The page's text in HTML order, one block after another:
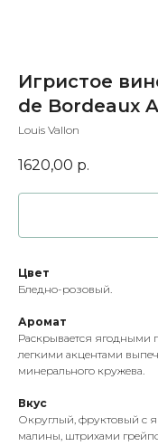
Игристое
de Bordeaux
Louis Vallon
1620,00 р.
Цвет
Бледно-розовый.
Аромат
Раскрывается ягодными
легкими акцентами
минерального кружева.
Вкус
Округлый, фруктовый с
малины, штрихами